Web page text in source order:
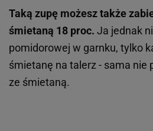
Taką zupę możesz także
śmietaną 18 proc. Ja jednak
pomidorowej w garnku, tylko
śmietanę na talerz - sama nie
ze śmietaną.